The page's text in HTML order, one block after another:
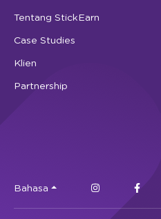
Tentang StickEarn
Case Studies
Klien
Partnership
Bahasa